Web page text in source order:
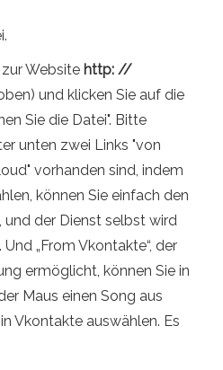
Website http: //
und klicken Sie auf die
Sie die Datei". Bitte
unten zwei Links "von
vorhanden sind, indem
können Sie einfach den
und der Dienst selbst wird
„From Vkontakte“, der
ermöglicht, können Sie in
Maus einen Song aus
Vkontakte auswählen. Es